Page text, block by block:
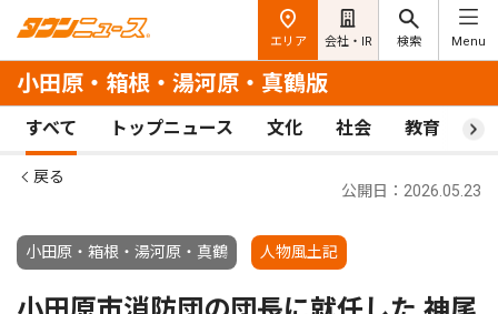
エリア 会社・IR 検索 Menu
小田原・箱根・湯河原・真鶴版
すべて トップニュース 文化 社会 教育 ス
戻る
小田原・箱根・湯河原・真鶴 人物風土記
公開日：2026.05.23